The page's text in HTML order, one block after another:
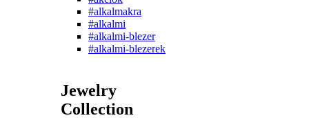
#alkalmakra
#alkalmi
#alkalmi-blezer
#alkalmi-blezerek
Jewelry
Collection